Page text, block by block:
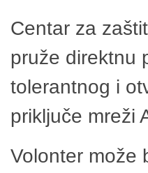
Centar za
pruže direktnu
tolerantnog i
priključe mreži
Volonter može